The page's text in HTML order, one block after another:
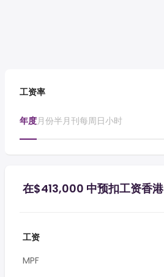
工资率
年度月份半月刊每周日小时
在$413,000 中预扣工资香港
工资
MPF